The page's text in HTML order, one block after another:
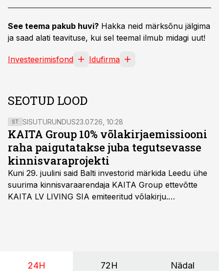
See teema pakub huvi? Hakka neid märksõnu jälgima
ja saad alati teavituse, kui sel teemal ilmub midagi uut!
Investeerimisfond Idufirma
SEOTUD LOOD
ST SISUTURUNDUS23.07.26, 10:28
KAITA Group 10% võlakirjaemissiooni
raha paigutatakse juba tegutsevasse
kinnisvaraprojekti
Kuni 29. juulini said Balti investorid märkida Leedu ühe
suurima kinnisvaraarendaja KAITA Group ettevõtte
KAITA LV LIVING SIA emiteeritud võlakirju.
24H 72H Nädal